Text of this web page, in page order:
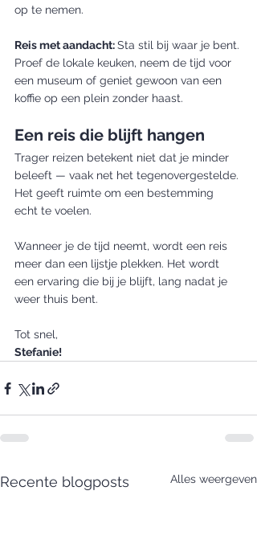
op te nemen.
Reis met aandacht: Sta stil bij waar je bent.
Proef de lokale keuken, neem de tijd voor
een museum of geniet gewoon van een
koffie op een plein zonder haast.
Een reis die blijft hangen
Trager reizen betekent niet dat je minder
beleeft — vaak net het tegenovergestelde.
Het geeft ruimte om een bestemming
echt te voelen.
Wanneer je de tijd neemt, wordt een reis
meer dan een lijstje plekken. Het wordt
een ervaring die bij je blijft, lang nadat je
weer thuis bent.
Tot snel,
Stefanie!
Recente blogposts Alles weergeven